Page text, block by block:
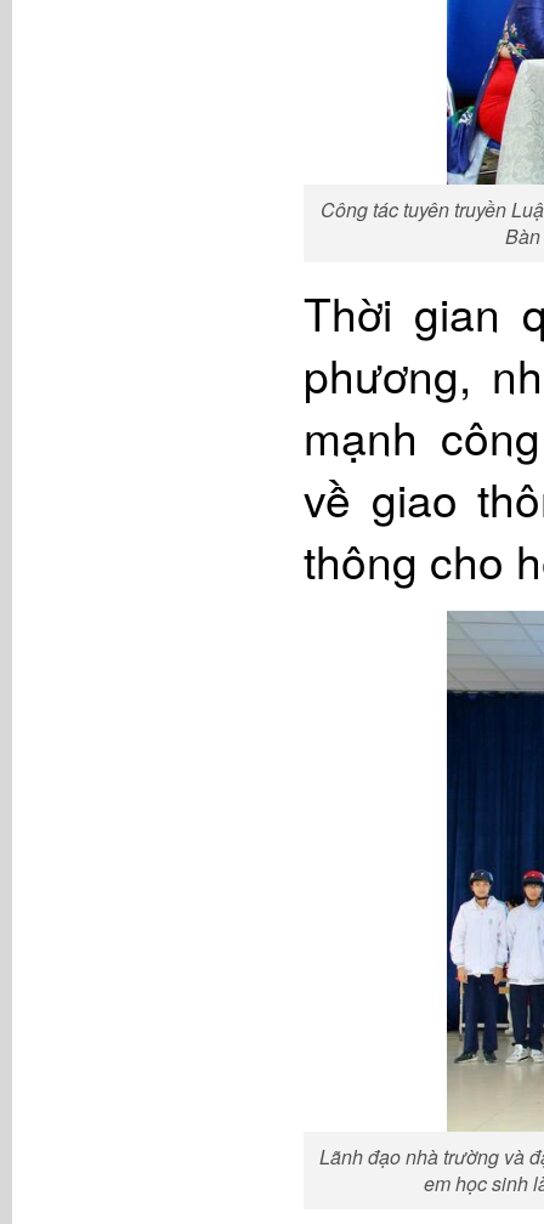
Công tác tuyên truyền
Thời gian
phương,
mạnh
về giao
thông cho
Lãnh đạo nhà trường và
em học sinh